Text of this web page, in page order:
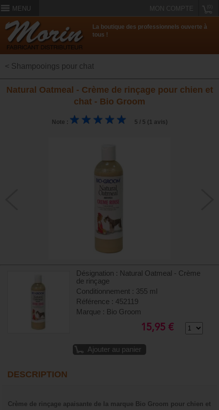
MENU MON COMPTE
La boutique des professionnels ouverte à
tous !
< Shampooings pour chat
Natural Oatmeal - Crème de rinçage pour chien et
chat - Bio Groom
Note : 5 / 5 (1 avis)
Désignation : Natural Oatmeal - Crème
de rinçage
Conditionnement : 355 ml
Référence : 452119
Marque : Bio Groom
15,95 €
Ajouter au panier
DESCRIPTION
Crème de rinçage apaisante de la marque Bio Groom pour chien et